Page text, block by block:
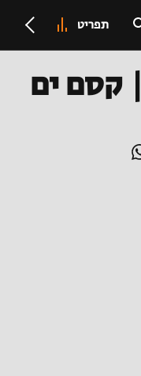
תפריט
05.09.2025 | קסם ים